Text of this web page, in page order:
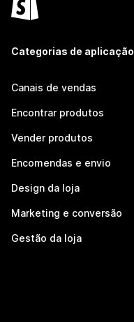
Categorias de aplicação
Canais de vendas
Encontrar produtos
Vender produtos
Encomendas e envio
Design da loja
Marketing e conversão
Gestão da loja